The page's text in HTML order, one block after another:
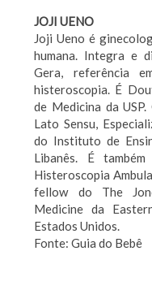
JOJI UENO
Joji Ueno é
humana. Integra e
Gera, referência
histeroscopia. É
de Medicina da
Lato Sensu,
do Instituto de
Libanês. É
Histeroscopia
fellow do The
Medicine da
Estados Unidos.
Fonte: Guia do Bebê